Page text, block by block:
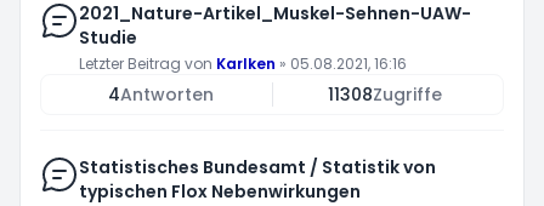
2021_Nature-Artikel_Muskel-Sehnen-UAW-
Studie
Letzter Beitrag von Karlken » 05.08.2021, 16:16
4Antworten 11308Zugriffe
Statistisches Bundesamt / Statistik von
typischen Flox Nebenwirkungen